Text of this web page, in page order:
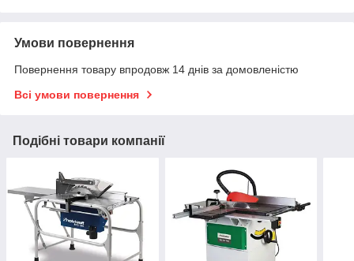
Умови повернення
Повернення товару впродовж 14 днів за домовленістю
Всі умови повернення
Подібні товари компанії